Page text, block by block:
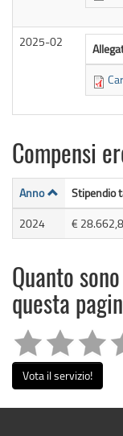
2025-02
Compensi
Anno Stipendio
2024
€
Quanto
questa
Vota il servizio!